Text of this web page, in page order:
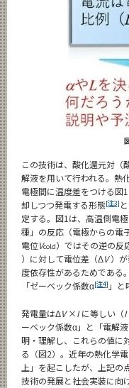
この技術は、酸化還元対（
解液を用いて行われる。熱
電極間に温度差をつける図
却しつつ発電する形態[注3]
定する。図1は、高温側電
種」の反応（電極からの電
電位Vcold）ではその逆の反
）に対して電位差（ΔV）が
度依存性があるためである
「ゼーベック係数α[注4] 」と
発電量はΔV×Iに等しい（I
ーベック係数α」と「電解
明・理解し、これらの値に
る（図2）。近年の熱化学
上」を起こしたが、上記の
技術の発展と社会実装に向